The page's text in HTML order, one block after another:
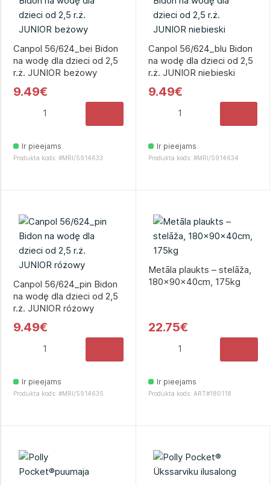
Canpol 56/624_bei Bidon
na wodę dla dzieci od 2,5
r.ż. JUNIOR beżowy
9.49€
Ir pieejams
Produkta kods: #MRI/5914633
Canpol 56/624_blu Bidon
na wodę dla dzieci od 2,5
r.ż. JUNIOR niebieski
9.49€
Ir pieejams
Produkta kods: #MRI/5914634
Canpol 56/624_pin Bidon
na wodę dla dzieci od 2,5
r.ż. JUNIOR różowy
9.49€
Ir pieejams
Produkta kods: #MRI/5914635
Metāla plaukts – stelāža,
180x90x40cm, 175kg
22.75€
Ir pieejams
Produkta kods: ART#180118